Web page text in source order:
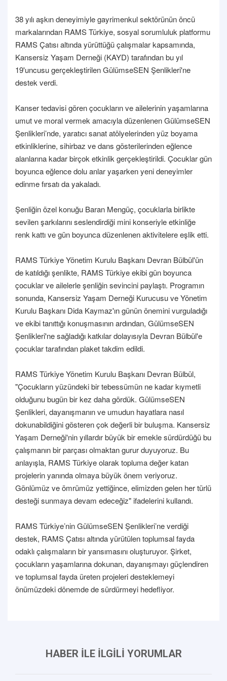
38 yılı aşkın deneyimiyle gayrimenkul sektörünün öncü
markalarından RAMS Türkiye, sosyal sorumluluk platformu
RAMS Çatısı altında yürüttüğü çalışmalar kapsamında,
Kansersiz Yaşam Derneği (KAYD) tarafından bu yıl
19'uncusu gerçekleştirilen GülümseSEN Şenlikleri'ne
destek verdi.
Kanser tedavisi gören çocukların ve ailelerinin yaşamlarına
umut ve moral vermek amacıyla düzenlenen GülümseSEN
Şenlikleri’nde, yaratıcı sanat atölyelerinden yüz boyama
etkinliklerine, sihirbaz ve dans gösterilerinden eğlence
alanlarına kadar birçok etkinlik gerçekleştirildi. Çocuklar gün
boyunca eğlence dolu anlar yaşarken yeni deneyimler
edinme fırsatı da yakaladı.
Şenliğin özel konuğu Baran Mengüç, çocuklarla birlikte
sevilen şarkılarını seslendirdiği mini konseriyle etkinliğe
renk kattı ve gün boyunca düzenlenen aktivitelere eşlik etti.
RAMS Türkiye Yönetim Kurulu Başkanı Devran Bülbül'ün
de katıldığı şenlikte, RAMS Türkiye ekibi gün boyunca
çocuklar ve ailelerle şenliğin sevincini paylaştı. Programın
sonunda, Kansersiz Yaşam Derneği Kurucusu ve Yönetim
Kurulu Başkanı Dida Kaymaz'ın günün önemini vurguladığı
ve ekibi tanıttığı konuşmasının ardından, GülümseSEN
Şenlikleri'ne sağladığı katkılar dolayısıyla Devran Bülbül'e
çocuklar tarafından plaket takdim edildi.
RAMS Türkiye Yönetim Kurulu Başkanı Devran Bülbül,
"Çocukların yüzündeki bir tebessümün ne kadar kıymetli
olduğunu bugün bir kez daha gördük. GülümseSEN
Şenlikleri, dayanışmanın ve umudun hayatlara nasıl
dokunabildiğini gösteren çok değerli bir buluşma. Kansersiz
Yaşam Derneği'nin yıllardır büyük bir emekle sürdürdüğü bu
çalışmanın bir parçası olmaktan gurur duyuyoruz. Bu
anlayışla, RAMS Türkiye olarak topluma değer katan
projelerin yanında olmaya büyük önem veriyoruz.
Gönlümüz ve ömrümüz yettiğince, elimizden gelen her türlü
desteği sunmaya devam edeceğiz" ifadelerini kullandı.
RAMS Türkiye’nin GülümseSEN Şenlikleri’ne verdiği
destek, RAMS Çatısı altında yürütülen toplumsal fayda
odaklı çalışmaların bir yansımasını oluşturuyor. Şirket,
çocukların yaşamlarına dokunan, dayanışmayı güçlendiren
ve toplumsal fayda üreten projeleri desteklemeyi
önümüzdeki dönemde de sürdürmeyi hedefliyor.
HABER İLE İLGİLİ YORUMLAR